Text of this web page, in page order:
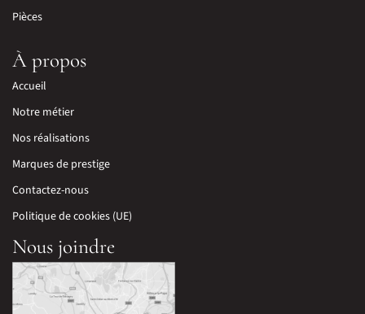
Pièces
À propos
Accueil
Notre métier
Nos réalisations
Marques de prestige
Contactez-nous
Politique de cookies (UE)
Nous joindre